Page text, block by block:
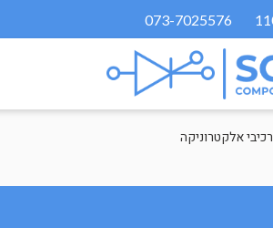
073-7025576
רכיבי אלקטרוניקה